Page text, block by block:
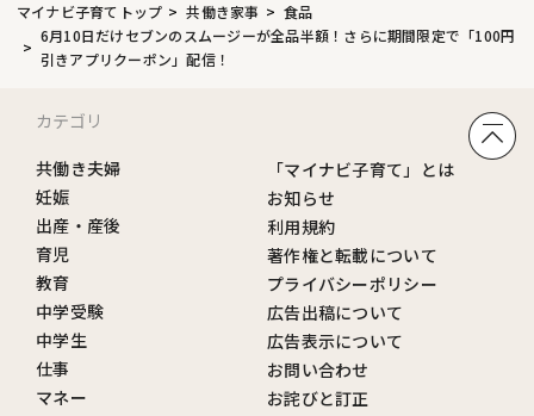
マイナビ子育てトップ 共働き家事
食品
6月10日だけセブンのスムージーが全品半額！さらに期間限定で「100円
引きアプリクーポン」配信！
カテゴリ
共働き夫婦
妊娠
出産・産後
育児
教育
中学受験
中学生
仕事
マネー
「マイナビ子育て」とは
お知らせ
利用規約
著作権と転載について
プライバシーポリシー
広告出稿について
広告表示について
お問い合わせ
お詫びと訂正